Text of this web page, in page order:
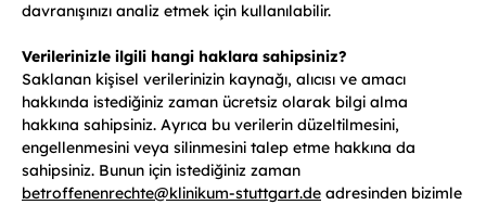
davranışınızı analiz etmek için kullanılabilir.
Verilerinizle ilgili hangi haklara sahipsiniz?
Saklanan kişisel verilerinizin kaynağı, alıcısı ve amacı
hakkında istediğiniz zaman ücretsiz olarak bilgi alma
hakkına sahipsiniz. Ayrıca bu verilerin düzeltilmesini,
engellenmesini veya silinmesini talep etme hakkına da
sahipsiniz. Bunun için istediğiniz zaman
betroffenenrechte@klinikum-stuttgart.de adresinden bizimle